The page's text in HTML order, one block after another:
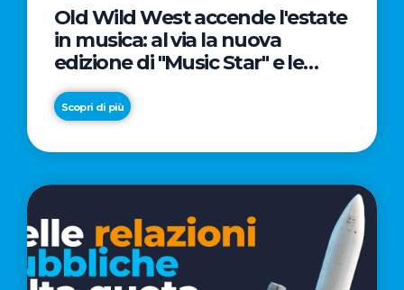
Old Wild West accende l'estate
in musica: al via la nuova
edizione di "Music Star" e le
prestigiose partnership con
Radio Italia e Live Nation
Scopri di più